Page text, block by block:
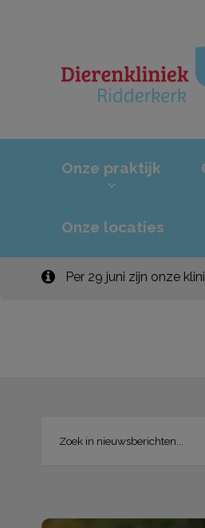
Onze praktijk
Onze locaties
Per 29 juni zijn onze